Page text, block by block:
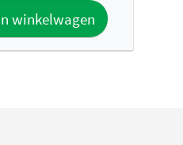
winkelwagen